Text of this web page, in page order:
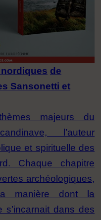
de
Sansonetti et
majeurs du
l’auteur
et spirituelle des
Chaque chapitre
archéologiques,
manière dont la
s’incarnait dans des